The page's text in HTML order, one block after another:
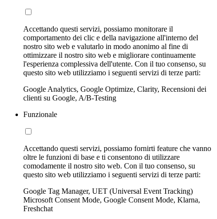
Accettando questi servizi, possiamo monitorare il
comportamento dei clic e della navigazione all'interno del
nostro sito web e valutarlo in modo anonimo al fine di
ottimizzare il nostro sito web e migliorare continuamente
l'esperienza complessiva dell'utente. Con il tuo consenso, su
questo sito web utilizziamo i seguenti servizi di terze parti:
Google Analytics, Google Optimize, Clarity, Recensioni dei
clienti su Google, A/B-Testing
Funzionale
Accettando questi servizi, possiamo fornirti feature che vanno
oltre le funzioni di base e ti consentono di utilizzare
comodamente il nostro sito web. Con il tuo consenso, su
questo sito web utilizziamo i seguenti servizi di terze parti:
Google Tag Manager, UET (Universal Event Tracking)
Microsoft Consent Mode, Google Consent Mode, Klarna,
Freshchat